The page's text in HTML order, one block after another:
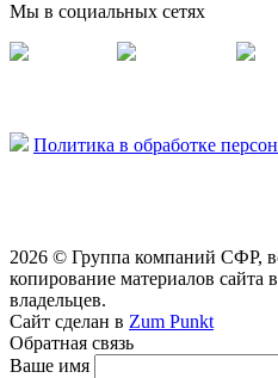
Мы в социальных сетях
Политика в обработке
2026 © Группа компаний СФР,
копирование материалов сайта
владельцев.
Сайт сделан в Zum Punkt
Обратная связь
Ваше имя